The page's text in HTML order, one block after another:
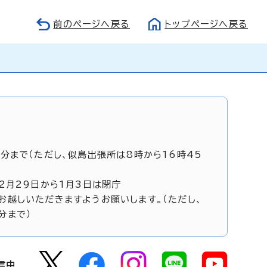
前のページへ戻る トップページへ戻る
で（ただし、似島出張所は8時から16時45
月29日から1月3日は閉庁
しいただきますようお願いします。（ただし、
で）
中